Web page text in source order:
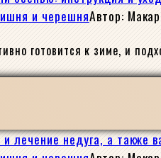
и черешняАвтор:
готовится к зиме, и
лечение недуга, а также